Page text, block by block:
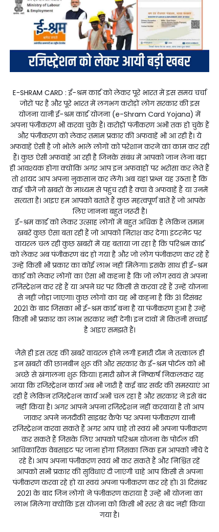
E-SHRAM CARD : ई-श्रम कार्ड को लेकर पूरे भारत में इस समय चर्चा
जोरों पर है और पूरे भारत में लगभग करोड़ों लोग सरकार की इस
योजना यानी ई-श्रम कार्ड योजना (e-Shram Card Yojana) में
अपना पंजीकरण भी करवा चुके हैं। करोड़ों पंजीकरण अभी तक हो चुके हैं
और पंजीकरण को लेकर तमाम प्रकार की अफवाहें भी आ रही है। ये
अफवाहें ऐसी है जो भोले भाले लोगों को परेशान करने का काम कर रही
हैं। कुछ ऐसी अफवाहें आ रही है जिनके संबंध में आपको जान लेना बड़ा
ही आवश्यक होगा क्योंकि अगर आप इन अफवाहों पर भरोसा कर लेते हैं
तो शायद आप अपना नुकसान कर लेंगे। अब यहां प्रश्न यह उठता है कि
कई चीजें जो खबरों के माध्यम से पहुंच रही है क्या वे अफवाहें हैं या उनमें
सत्यता है। आइए हम आपको बताते हैं कुछ महत्वपूर्ण बातें हैं जो आपके
लिए जानना बहुत जरूरी है।
ई-श्रम कार्ड को लेकर उत्साह लोगों में बहुत अधिक है लेकिन तमाम
खबरें कुछ ऐसा बता रही हैं जो आपको निराश कर देगा। इंटरनेट पर
वायरल चल रही कुछ खबरों में यह बताया जा रहा है कि परिश्रम कार्ड
को लेकर अब पंजीकरण बंद हो गया है और जो लोग पंजीकरण कर रहे हैं
उन्हें किसी भी प्रकार का कोई लाभ नहीं मिलेगा। इसके साथ ही ई-श्रम
कार्ड को लेकर लोगों का ऐसा भी कहना है कि जो लोग स्वयं से अपना
रजिस्ट्रेशन कर रहे हैं या अपने घर पर किसी से करवा रहे हैं उन्हें योजना
से नहीं जोड़ा जाएगा। कुछ लोगों का यह भी कहना है कि 31 दिसंबर
2021 के बाद जिसका भी ई-श्रम कार्ड बना है या पंजीकरण हुआ है उन्हें
किसी भी प्रकार का लाभ सरकार नहीं देगी। इन दावों में कितनी सच्चाई
है आइए समझते हैं।
जैसे ही इस तरह की खबरें वायरल होने लगी हमारी टीम ने तत्काल ही
इन खबरों की छानबीन शुरू की और सरकार के ई-श्रम पोर्टल को भी
अच्छे से खंगालना शुरू किया। हमारी खोज में निष्कर्ष निकलकर यह
आया कि रजिस्ट्रेशन कार्य अब भी जारी है कई बार सर्वर की समस्याएं आ
रही हैं लेकिन रजिस्ट्रेशन कार्य अभी चल रहा है और सरकार ने इसे बंद
नहीं किया है। अगर आपने अपना रजिस्ट्रेशन नहीं करवाया है तो आप
जाकर अपने नजदीकी साइबर कैफे पर अपना पंजीकरण यानी
रजिस्ट्रेशन करवा सकते हैं अगर आप चाहे तो स्वयं भी अपना पंजीकरण
कर सकते हैं जिसके लिए आपको परिश्रम योजना के पोर्टल की
आधिकारिक वेबसाइट पर जाना होगा जिसका लिंक हम आपको नीचे दे
रहे हैं। आप अपना पंजीकरण स्वयं भी कर सकते हैं और निश्चिंत रहें
आपको सभी प्रकार की सुविधाएं दी जाएंगी चाहे आप किसी से अपना
पंजीकरण करवा रहे हो या स्वयं अपना पंजीकरण कर रहे हो। 31 दिसंबर
2021 के बाद जिन लोगों ने पंजीकरण कराया है उन्हें भी योजना का
लाभ मिलेगा क्योंकि इस योजना को किसी भी स्तर से बंद नहीं किया
गया है।